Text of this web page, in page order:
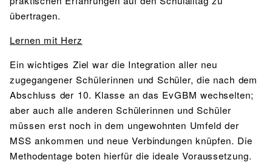
übertragen.
Lernen mit Herz
Ein wichtiges Ziel war die Integration aller neu
zugegangener Schülerinnen und Schüler, die nach dem
Abschluss der 10. Klasse an das EvGBM wechselten;
aber auch alle anderen Schülerinnen und Schüler
müssen erst noch in dem ungewohnten Umfeld der
MSS ankommen und neue Verbindungen knüpfen. Die
Methodentage boten hierfür die ideale Voraussetzung.